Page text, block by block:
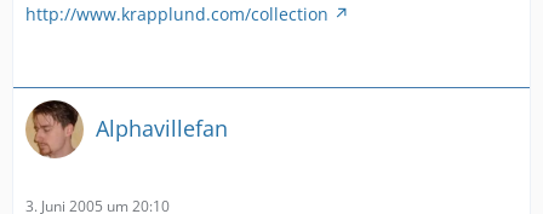
http://www.krapplund.com/collection
Alphavillefan
3. Juni 2005 um 20:10